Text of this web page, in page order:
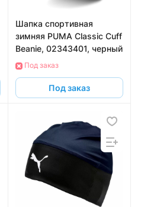
Шапка спортивная
зимняя PUMA Classic Cuff
Beanie, 02343401, черный
Под заказ
Под заказ